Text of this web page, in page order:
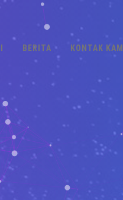
BERITA KONTAK KAMI